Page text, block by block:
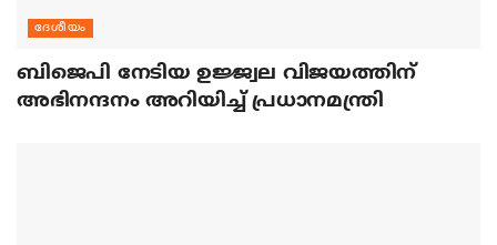
ദേശീയം
ബിജെപി നേടിയ ഉജ്ജ്വല വിജയത്തിന്
അഭിനന്ദനം അറിയിച്ച് പ്രധാനമന്ത്രി